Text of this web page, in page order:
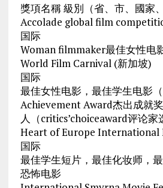
獎項名稱 級別（省、市、國家
Accolade global film
国际
Woman filmmaker最佳女性电
World Film Carnival (新加坡)
国际
最佳女性电影，最佳学生电影
Achievement Award杰出成就
人（critics’choiceaward评论家
Heart of Europe International
国际
最佳学生短片，最佳化妆师，
恐怖电影